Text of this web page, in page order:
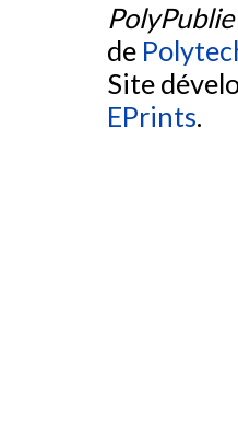
PolyPublie
de
Site
EPrints.